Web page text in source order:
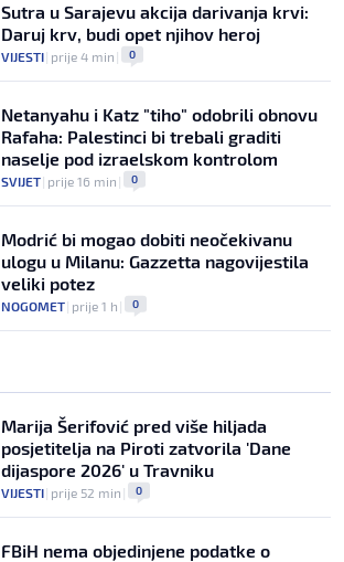
Sutra u Sarajevu akcija darivanja krvi:
Daruj krv, budi opet njihov heroj
VIJESTI| prije 4 min | 0
Netanyahu i Katz "tiho" odobrili obnovu
Rafaha: Palestinci bi trebali graditi
naselje pod izraelskom kontrolom
SVIJET| prije 16 min | 0
Modrić bi mogao dobiti neočekivanu
ulogu u Milanu: Gazzetta nagovijestila
veliki potez
NOGOMET| prije 1 h | 0
Marija Šerifović pred više hiljada
posjetitelja na Piroti zatvorila 'Dane
dijaspore 2026' u Travniku
VIJESTI| prije 52 min | 0
FBiH nema objedinjene podatke o